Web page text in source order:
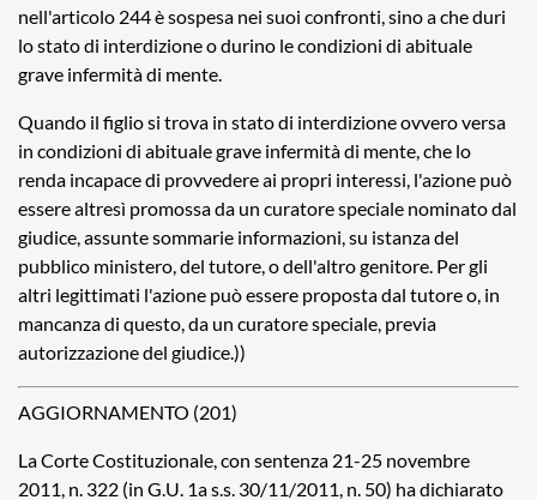
nell'articolo 244 è sospesa nei suoi confronti, sino a che duri
lo stato di interdizione o durino le condizioni di abituale
grave infermità di mente.
Quando il figlio si trova in stato di interdizione ovvero versa
in condizioni di abituale grave infermità di mente, che lo
renda incapace di provvedere ai propri interessi, l'azione può
essere altresì promossa da un curatore speciale nominato dal
giudice, assunte sommarie informazioni, su istanza del
pubblico ministero, del tutore, o dell'altro genitore. Per gli
altri legittimati l'azione può essere proposta dal tutore o, in
mancanza di questo, da un curatore speciale, previa
autorizzazione del giudice.))
AGGIORNAMENTO (201)
La Corte Costituzionale, con sentenza 21-25 novembre
2011, n. 322 (in G.U. 1a s.s. 30/11/2011, n. 50) ha dichiarato